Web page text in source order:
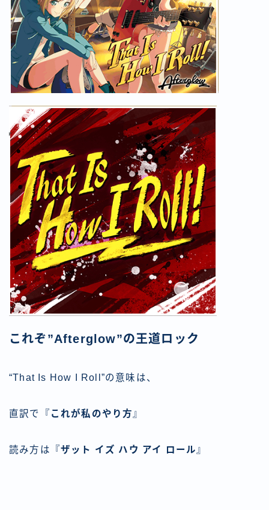
これぞ”Afterglow”の王道ロック
“That Is How I Roll”の意味は、
直訳で『 これが私のやり方』
読み方は『 ザット イズ ハウ アイ ロール』